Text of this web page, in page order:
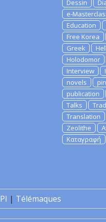
Dessin
e-
Education
Free Korea
Greek
Holodomor
Interview
novels
publication
Talks
Translation
Zeolithe
Καταγραφή
PI | Télémaques